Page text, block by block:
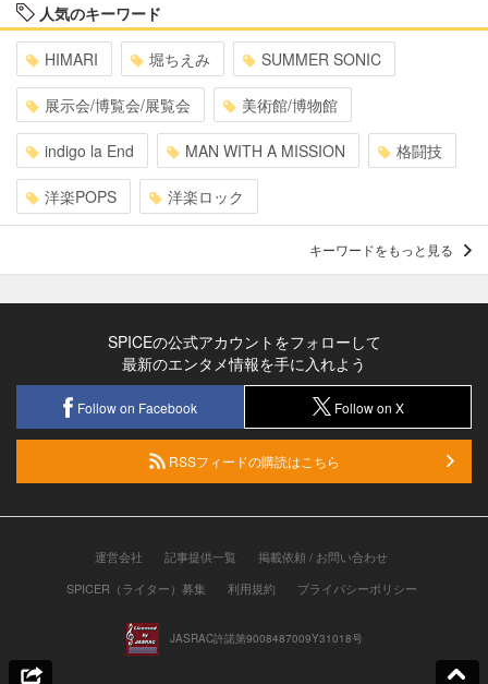
人気のキーワード
HIMARI 堀ちえみ SUMMER SONIC
展示会/博覧会/展覧会 美術館/博物館
indigo la End MAN WITH A MISSION 格闘技
洋楽POPS 洋楽ロック
キーワードをもっと見る
SPICEの公式アカウントをフォローして
最新のエンタメ情報を手に入れよう
Follow on Facebook Follow on X
RSSフィードの購読はこちら
運営会社 記事提供一覧
掲載依頼 / お問い合わせ
SPICER（ライター）募集
利用規約 プライバシーポリシー
JASRAC許諾第9008487009Y31018号